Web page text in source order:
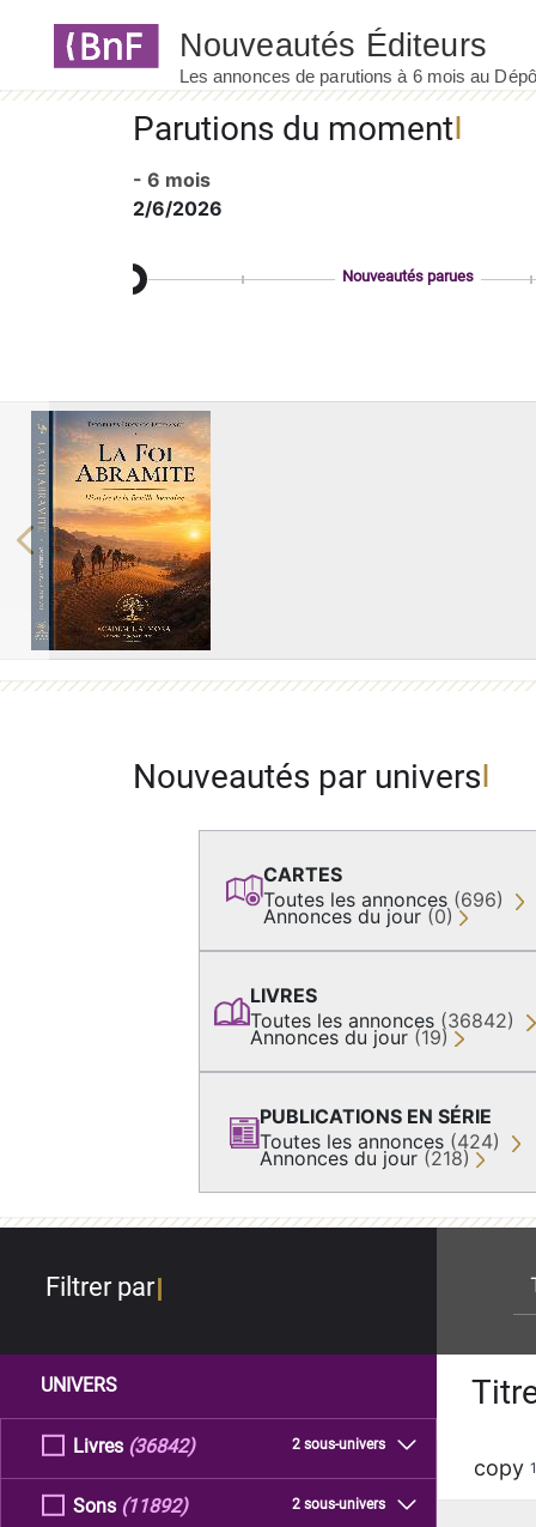
Parutions du moment
- 6 mois
2/6/2026
Nouveautés parues
Previous
Nouveautés par univers
CARTES
Toutes les annonces (696)
Annonces du jour (0)
LIVRES
Toutes les annonces (36842)
Annonces du jour (19)
PUBLICATIONS EN SÉRIE
Toutes les annonces (424)
Annonces du jour (218)
Filtrer par
UNIVERS
Livres 2 sous-univers
(36842)
Sons 2 sous-univers
(11892)
copy